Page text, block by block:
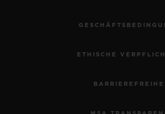
ETHISCHE